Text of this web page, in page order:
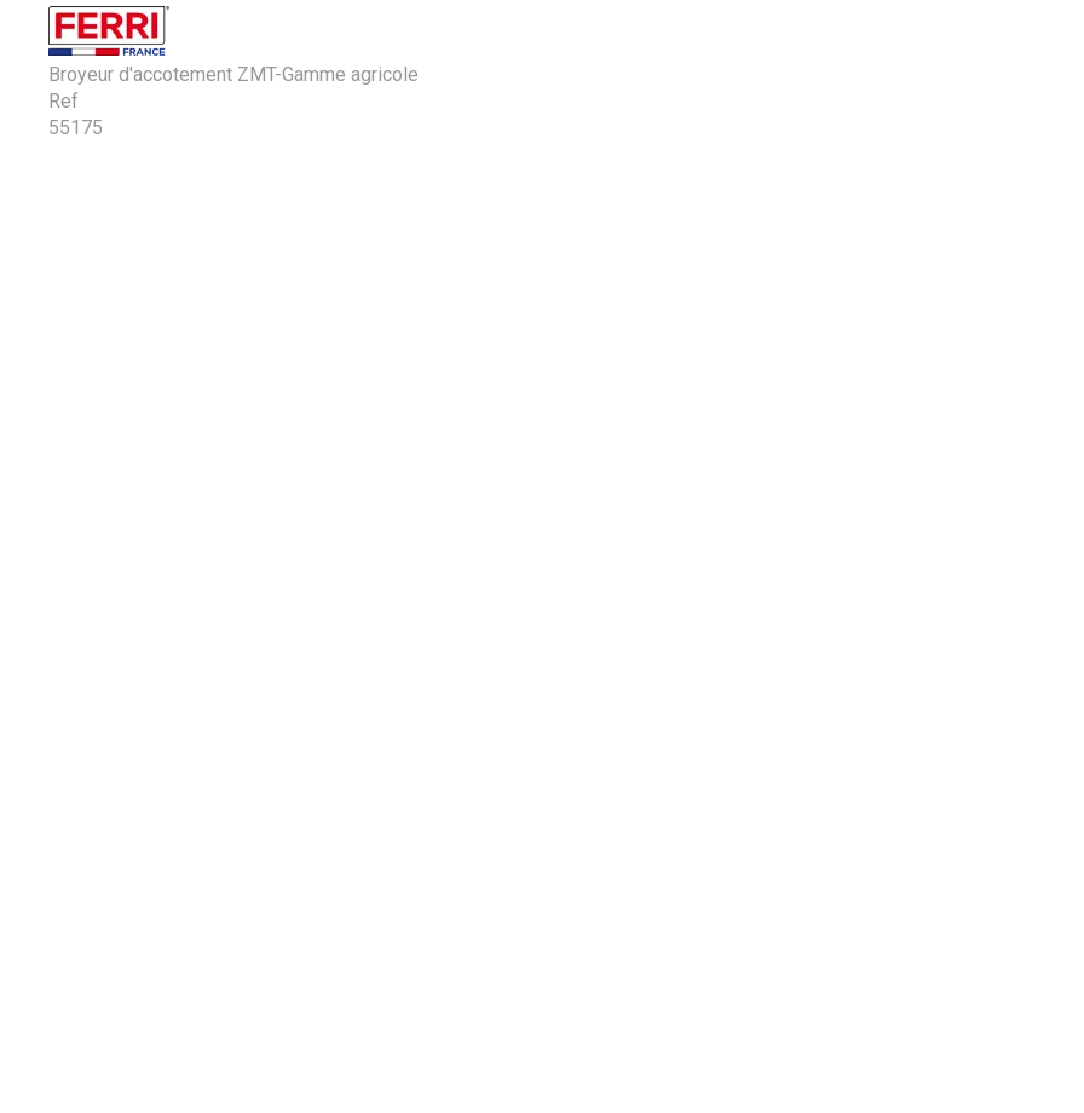
Broyeur d'accotement ZMT-Gamme agricole
Ref
55175